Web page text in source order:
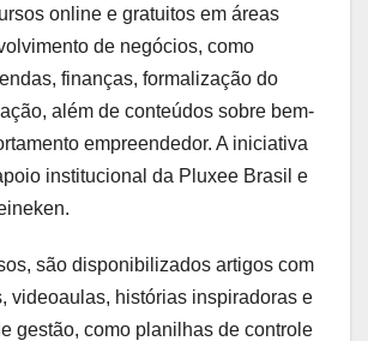
online e gratuitos em áreas
de negócios, como
finanças, formalização do
além de conteúdos sobre bem-
empreendedor. A iniciativa
institucional da Pluxee Brasil e
são disponibilizados artigos com
videoaulas, histórias inspiradoras e
gestão, como planilhas de controle